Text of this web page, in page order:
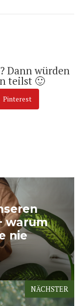
Dann würden
teilst 🙂
Pinterest
warum
nie
NÄCHSTER